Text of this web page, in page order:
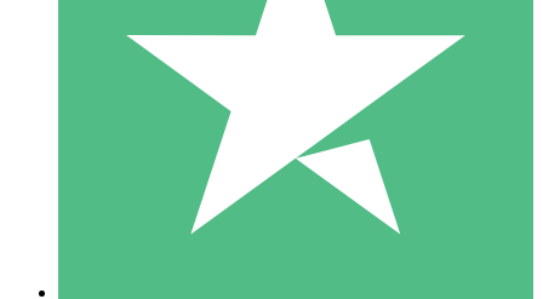
Betaal per gebruik met downloadtegoeden. Geen maandelijkse
1000